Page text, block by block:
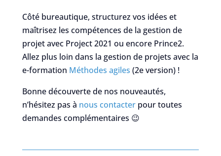
Côté bureautique, structurez vos idées et
maîtrisez les compétences de la gestion de
projet avec Project 2021 ou encore Prince2.
Allez plus loin dans la gestion de projets avec la
e-formation Méthodes agiles (2e version) !
Bonne découverte de nos nouveautés,
n’hésitez pas à nous contacterpour toutes
demandes complémentaires 😉